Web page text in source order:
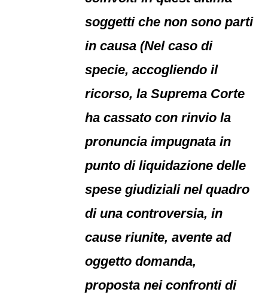
soggetti che non sono parti
in causa (Nel caso di
specie, accogliendo il
ricorso, la Suprema Corte
ha cassato con rinvio la
pronuncia impugnata in
punto di liquidazione delle
spese giudiziali nel quadro
di una controversia, in
cause riunite, avente ad
oggetto domanda,
proposta nei confronti di